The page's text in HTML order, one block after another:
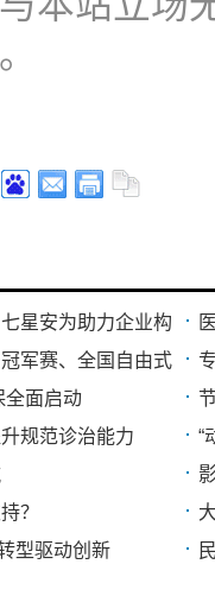
星安为助力企业构
军赛、全国自由式
全面启动
规范诊治能力
“
？
型驱动创新